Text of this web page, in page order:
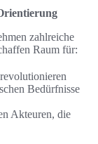
zahlreiche
Raum für:
Bedürfnisse
Akteuren, die